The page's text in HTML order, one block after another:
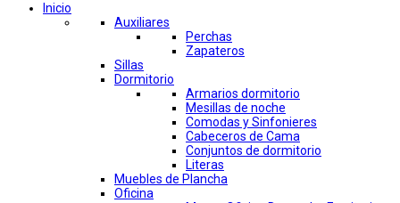
Inicio
Auxiliares
Perchas
Zapateros
Sillas
Dormitorio
Armarios dormitorio
Mesillas de noche
Comodas y Sinfonieres
Cabeceros de Cama
Conjuntos de dormitorio
Literas
Muebles de Plancha
Oficina